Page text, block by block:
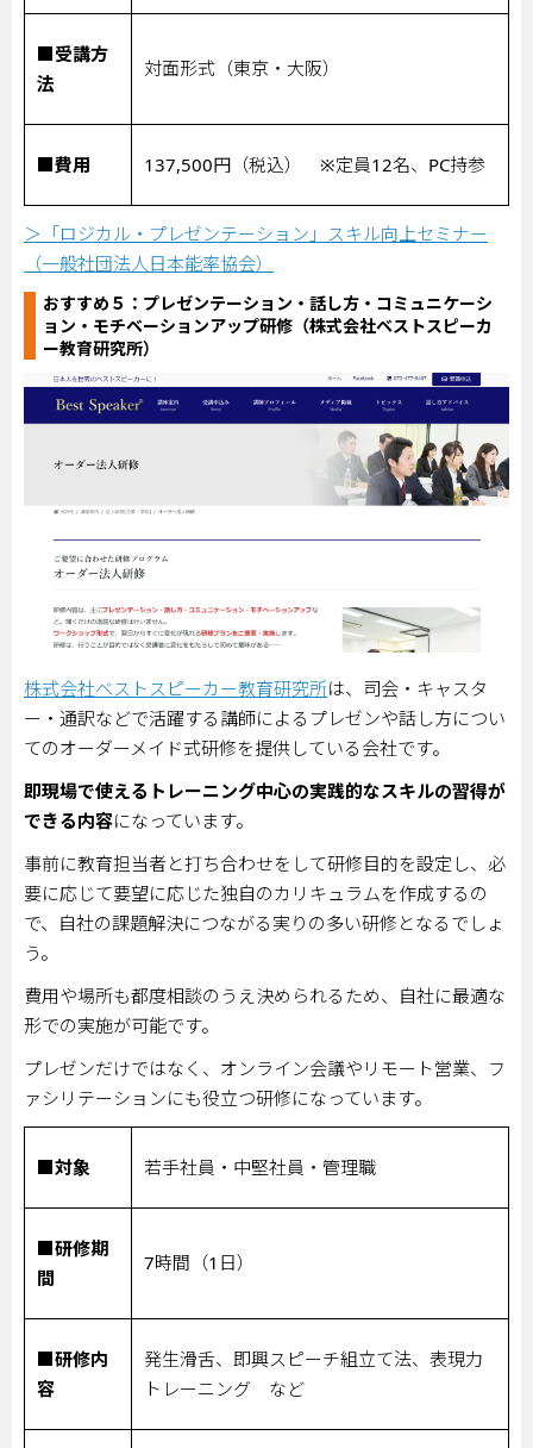
■受講方
法
対面形式（東京・大阪）
■費用 137,500円（税込） ※定員12名、 PC持参
＞「ロジカル・プレゼンテーション」スキル向上セミナー
（一般社団法人日本能率協会）
おすすめ５： プレゼンテーション・話し方・コミュニケーシ
ョン・モチベーションアップ研修（株式会社ベストスピーカ
ー教育研究所）
株式会社ベストスピーカー教育研究所は、司会・キャスタ
ー・通訳などで活躍する講師によるプレゼンや話し方につい
てのオーダーメイド式研修を提供している会社です。
即現場で使えるトレーニング中心の実践的なスキルの習得が
できる内容になっています。
事前に教育担当者と打ち合わせをして研修目的を設定し、必
要に応じて要望に応じた独自のカリキュラムを作成するの
で、自社の課題解決につながる実りの多い研修となるでしょ
う。
費用や場所も都度相談のうえ決められるため、自社に最適な
形での実施が可能です。
プレゼンだけではなく、オンライン会議やリモート営業、フ
ァシリテーションにも役立つ研修になっています。
■対象 若手社員・中堅社員・管理職
■研修期
間
7時間（1 日）
■研修内
容
発生滑舌、即興スピーチ組立て法、表現力
トレーニング など